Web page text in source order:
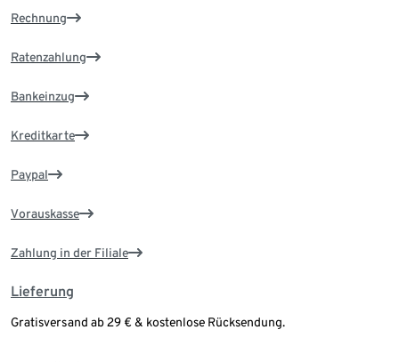
Rechnung
Ratenzahlung
Bankeinzug
Kreditkarte
Paypal
Vorauskasse
Zahlung in der Filiale
Lieferung
Gratisversand ab 29 € & kostenlose Rücksendung.